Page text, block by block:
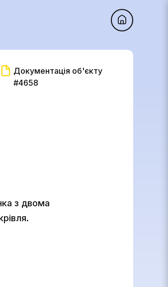
Документація об'єкту
#4658
з двома